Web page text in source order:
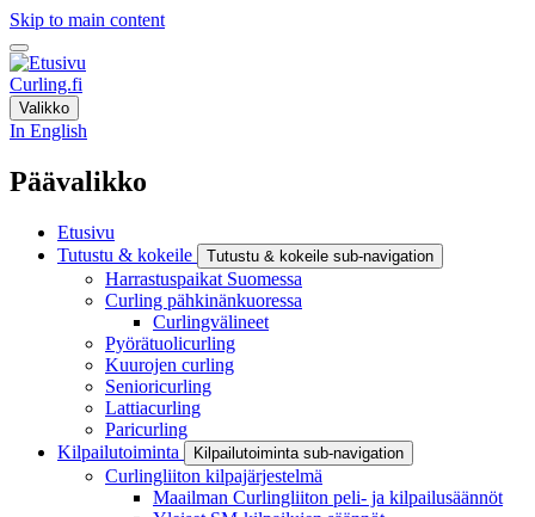
Skip to main content
Curling.fi
Valikko
In English
Päävalikko
Etusivu
Tutustu & kokeile
Tutustu & kokeile sub-navigation
Harrastuspaikat Suomessa
Curling pähkinänkuoressa
Curlingvälineet
Pyörätuolicurling
Kuurojen curling
Senioricurling
Lattiacurling
Paricurling
Kilpailutoiminta
Kilpailutoiminta sub-navigation
Curlingliiton kilpajärjestelmä
Maailman Curlingliiton peli- ja kilpailusäännöt